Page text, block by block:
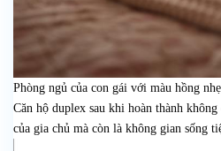
Phòng ngủ của con gái với màu hồng
Căn hộ duplex sau khi hoàn thành
của gia chủ mà còn là không gian sống